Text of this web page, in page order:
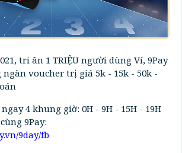
tri ân 1 TRIỆU người dùng Ví, 9Pay
ngàn voucher trị giá 5k - 15k - 50k -
4 khung giờ: 0H - 9H - 15H - 19H
9Pay:
9day/fb